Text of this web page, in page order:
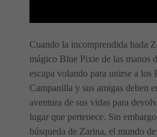
Cuando la incomprendida hada
mágico Blue Pixie de las manos
escapa volando para unirse a los
Campanilla y sus amigas deben
aventura de sus vidas para
lugar que pertenece. Sin
búsqueda de Zarina, el mundo